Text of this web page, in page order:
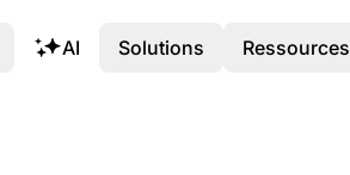
AI Solutions Ressources